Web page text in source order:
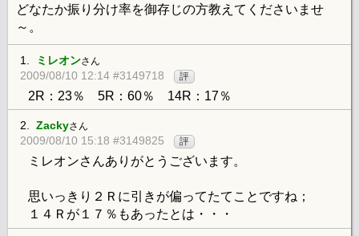
どなたか振り分け率を御存じの方教えてくださいませ
～。
1. ミレオンさん
2009/08/10 12:14 #3149718 評
2R：23％ 5R：60％ 14R：17％
2. Zackyさん
2009/08/10 15:18 #3149825 評
ミレオンさんありがとうございます。
思いっきり２Ｒに引きが偏ってたてことですね；
１４Ｒが１７％もあったとは・・・